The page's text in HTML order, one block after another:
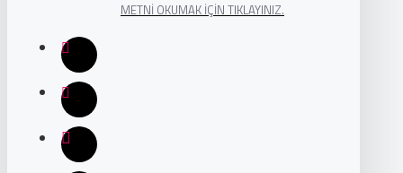
METNİ OKUMAK İÇİN TIKLAYINIZ.